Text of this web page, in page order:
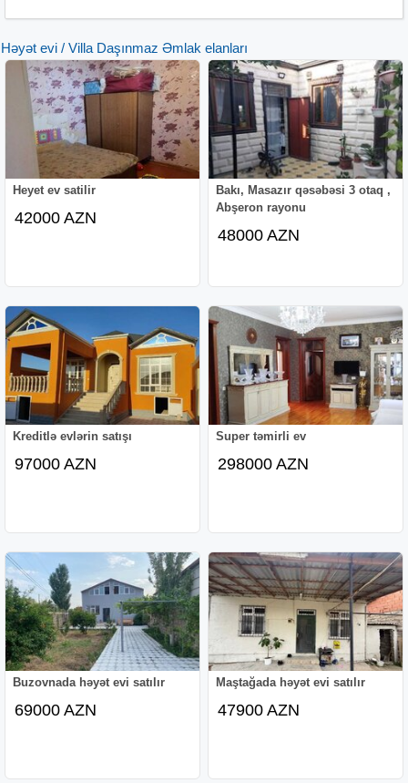
Həyət evi / Villa Daşınmaz Əmlak elanları
Heyet ev satilir
42000 AZN
Bakı, Masazır qəsəbəsi 3 otaq ,
Abşeron rayonu
48000 AZN
Kreditlə evlərin satışı
97000 AZN
Super təmirli ev
298000 AZN
Buzovnada həyət evi satılır
69000 AZN
Maştağada həyət evi satılır
47900 AZN